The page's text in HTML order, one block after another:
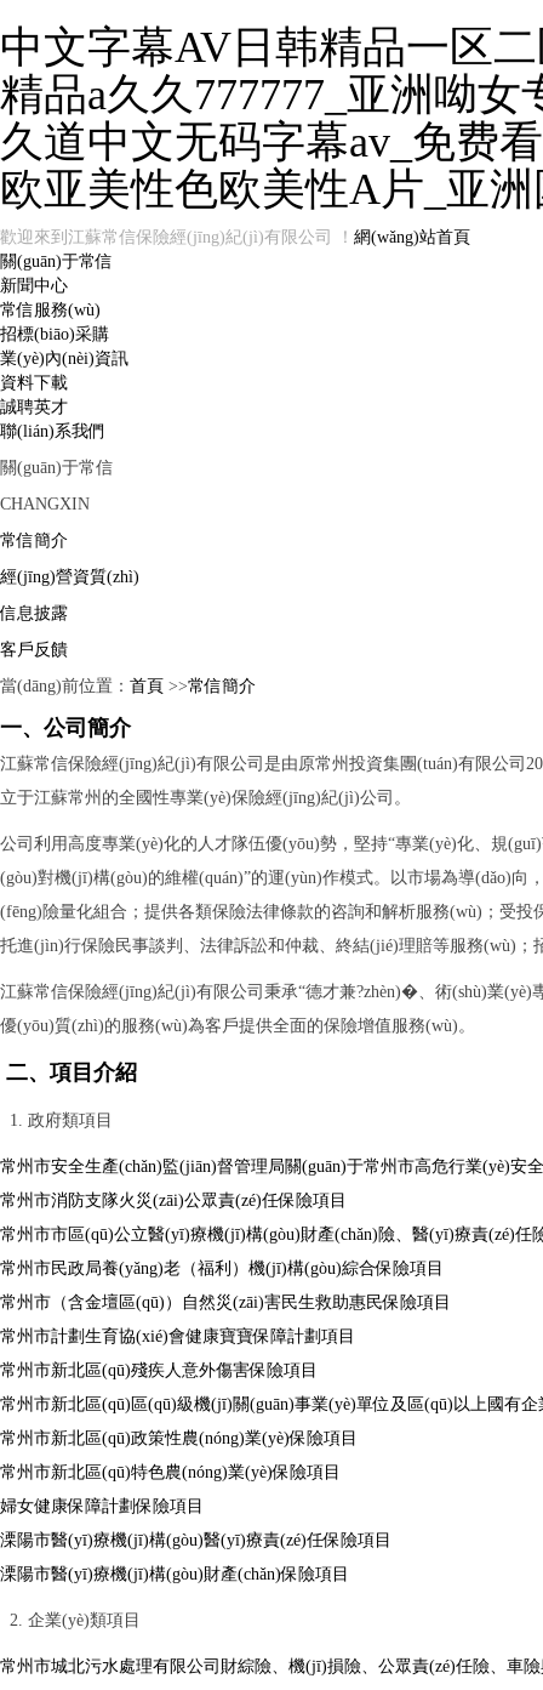
中文字幕AV日韩精品一区
精品a久久777777_亚洲呦
久道中文无码字幕av_免费
欧亚美性色欧美性A片_亚
歡迎來到江蘇常信保險經(jīng)紀(jì)有限公司 ！ 網(wǎng)站首頁
關(guān)于常信
新聞中心
常信服務(wù)
招標(biāo)采購
業(yè)內(nèi)資訊
資料下載
誠聘英才
聯(lián)系我們
關(guān)于常信
CHANGXIN
常信簡介
經(jīng)營資質(zhì)
信息披露
客戶反饋
當(dāng)前位置： 首頁 >>常信簡介
一、公司簡介
江蘇常信保險經(jīng)紀(jì)有限公司是由原常州投資集團(tuán)有限公司
立于江蘇常州的全國性專業(yè)保險經(jīng)紀(jì)公司。
公司利用高度專業(yè)化的人才隊伍優(yōu)勢，堅持“專業(yè)化、規
(gòu)對機(jī)構(gòu)的維權(quán)”的運(yùn)作模式。以市場為導(dǎo)
(fēng)險量化組合；提供各類保險法律條款的咨詢和解析服務(wù)
托進(jìn)行保險民事談判、法律訴訟和仲裁、終結(jié)理賠等服務(wù)；
江蘇常信保險經(jīng)紀(jì)有限公司秉承“德才兼?zhèn)�、術(shù)業(yè)專
優(yōu)質(zhì)的服務(wù)為客戶提供全面的保險增值服務(wù)。
二、項目介紹
1. 政府類項目
常州市安全生產(chǎn)監(jiān)督管理局關(guān)于常州市高危行業(yè)安
常州市消防支隊火災(zāi)公眾責(zé)任保險項目
常州市市區(qū)公立醫(yī)療機(jī)構(gòu)財產(chǎn)險、醫(yī)療責(zé)任
常州市民政局養(yǎng)老（福利）機(jī)構(gòu)綜合保險項目
常州市（含金壇區(qū)）自然災(zāi)害民生救助惠民保險項目
常州市計劃生育協(xié)會健康寶寶保障計劃項目
常州市新北區(qū)殘疾人意外傷害保險項目
常州市新北區(qū)區(qū)級機(jī)關(guān)事業(yè)單位及區(qū)以上國有
常州市新北區(qū)政策性農(nóng)業(yè)保險項目
常州市新北區(qū)特色農(nóng)業(yè)保險項目
婦女健康保障計劃保險項目
溧陽市醫(yī)療機(jī)構(gòu)醫(yī)療責(zé)任保險項目
溧陽市醫(yī)療機(jī)構(gòu)財產(chǎn)保險項目
2. 企業(yè)類項目
常州市城北污水處理有限公司財綜險、機(jī)損險、公眾責(zé)任險、車